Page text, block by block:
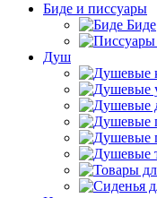
Биде и писсуары
Биде
Душ